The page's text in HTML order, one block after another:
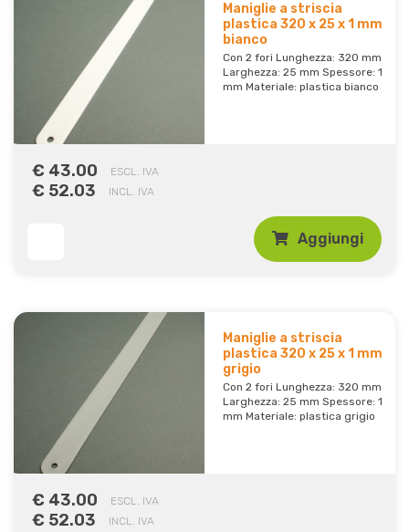
Maniglie a striscia
plastica 320 x 25 x 1 mm
bianco
Con 2 fori Lunghezza: 320 mm
Larghezza: 25 mm Spessore: 1
mm Materiale: plastica bianco
€ 43.00 ESCL. IVA
€ 52.03 INCL. IVA
Aggiungi
Maniglie a striscia
plastica 320 x 25 x 1 mm
grigio
Con 2 fori Lunghezza: 320 mm
Larghezza: 25 mm Spessore: 1
mm Materiale: plastica grigio
€ 43.00 ESCL. IVA
€ 52.03 INCL. IVA